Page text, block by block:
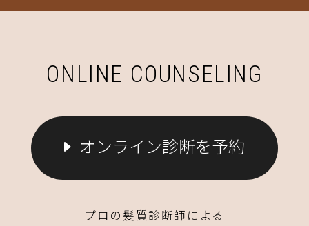
ONLINE COUNSELING
オンライン診断を予約
プロの髪質診断師による